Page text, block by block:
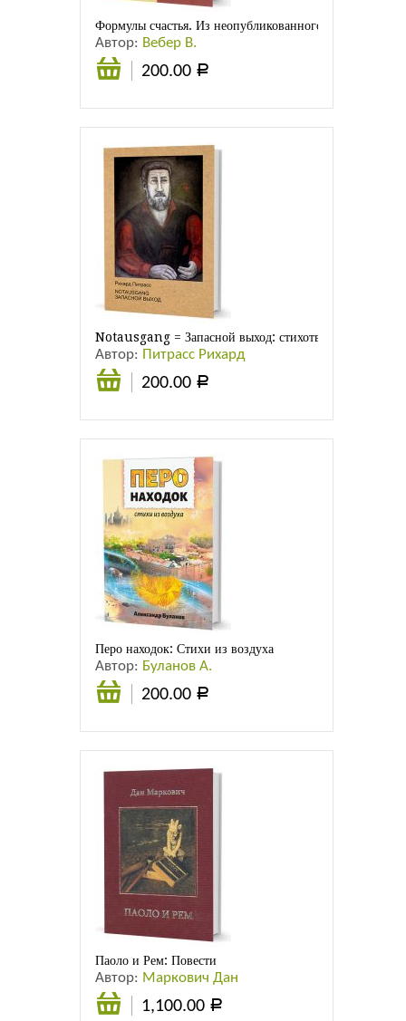
Формулы счастья. Из неопубликованного.
Автор: Вебер В.
200.00 Р
Notausgang = Запасной выход: стихотворения
Автор: Питрасс Рихард
200.00 Р
Перо находок: Стихи из воздуха
Автор: Буланов А.
200.00 Р
Паоло и Рем: Повести
Автор: Маркович Дан
1,100.00 Р